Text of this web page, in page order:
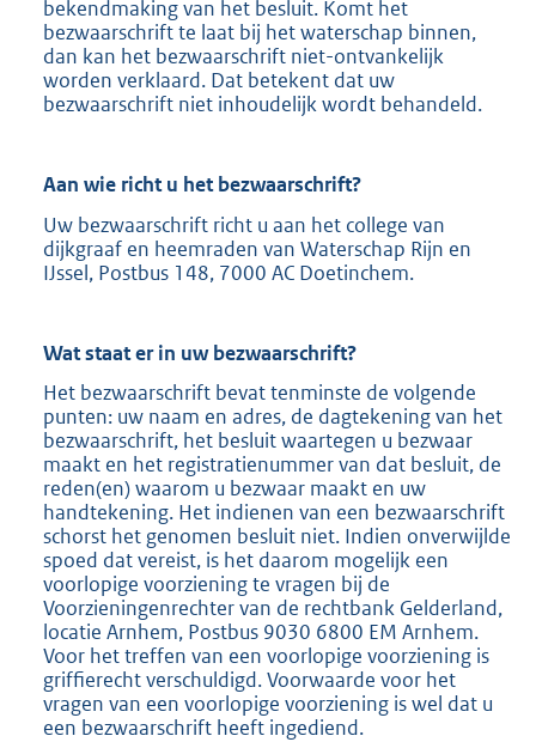
bekendmaking van het besluit. Komt het
bezwaarschrift te laat bij het waterschap binnen,
dan kan het bezwaarschrift niet-ontvankelijk
worden verklaard. Dat betekent dat uw
bezwaarschrift niet inhoudelijk wordt behandeld.
Aan wie richt u het bezwaarschrift?
Uw bezwaarschrift richt u aan het college van
dijkgraaf en heemraden van Waterschap Rijn en
IJssel, Postbus 148, 7000 AC Doetinchem.
Wat staat er in uw bezwaarschrift?
Het bezwaarschrift bevat tenminste de volgende
punten: uw naam en adres, de dagtekening van het
bezwaarschrift, het besluit waartegen u bezwaar
maakt en het registratienummer van dat besluit, de
reden(en) waarom u bezwaar maakt en uw
handtekening. Het indienen van een bezwaarschrift
schorst het genomen besluit niet. Indien onverwijlde
spoed dat vereist, is het daarom mogelijk een
voorlopige voorziening te vragen bij de
Voorzieningenrechter van de rechtbank Gelderland,
locatie Arnhem, Postbus 9030 6800 EM Arnhem.
Voor het treffen van een voorlopige voorziening is
griffierecht verschuldigd. Voorwaarde voor het
vragen van een voorlopige voorziening is wel dat u
een bezwaarschrift heeft ingediend.